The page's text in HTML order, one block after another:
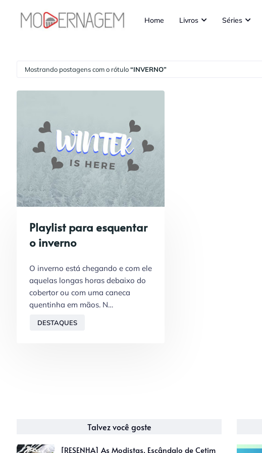
Home Livros Séries
Mostrando postagens com o rótulo INVERNO
Playlist para esquentar
o inverno
O inverno está chegando e com ele
aquelas longas horas debaixo do
cobertor ou com uma caneca
quentinha em mãos. N…
DESTAQUES
Talvez você goste
[RESENHA] As Modistas, Escândalo de Cetim